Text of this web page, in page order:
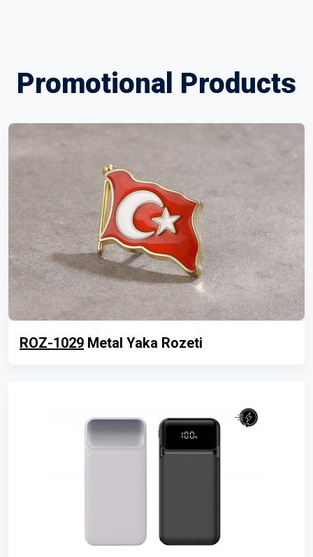
Promotional Products
ROZ-1029 Metal Yaka Rozeti